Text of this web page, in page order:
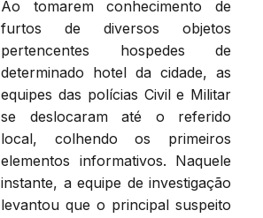
Ao tomarem conhecimento de
furtos de diversos objetos
pertencentes hospedes de
determinado hotel da cidade, as
equipes das polícias Civil e Militar
se deslocaram até o referido
local, colhendo os primeiros
elementos informativos. Naquele
instante, a equipe de investigação
levantou que o principal suspeito